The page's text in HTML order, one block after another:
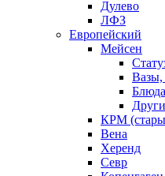
Дулево
ЛФЗ
Европейский
Мейсен
Вазы,
КРМ
Вена
Херенд
Севр